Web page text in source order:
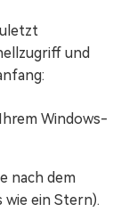
und
Windows-
nach dem
ein Stern).